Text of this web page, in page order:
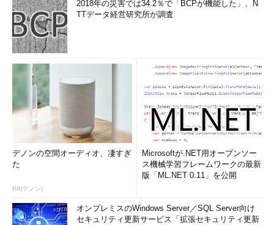
2018年の災害では34.2％で「BCPが機能した」、N
TTデータ経営研究所が調査
デノンの空間オーディオ、凄すぎ
た
PR(デノン)
Microsoftが.NET用オープンソー
ス機械学習フレームワークの最新
版「ML.NET 0.11」を公開
オンプレミスのWindows Server／SQL Server向け
セキュリティ更新サービス「拡張セキュリティ更新